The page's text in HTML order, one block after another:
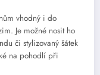
vhodný i do
Je možné nosit ho
či stylizovaný šátek
na pohodlí při